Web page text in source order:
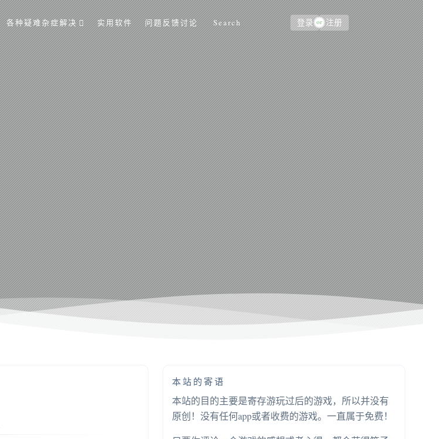
各种疑难杂症解决 实用软件 问题反馈讨论 Search 登录 or 注册
本站的寄语
本站的目的主要是寄存游玩过后的游戏，所以并没有
原创！没有任何app或者收费的游戏。一直属于免费！